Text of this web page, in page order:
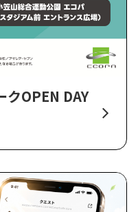
クOPEN DAY